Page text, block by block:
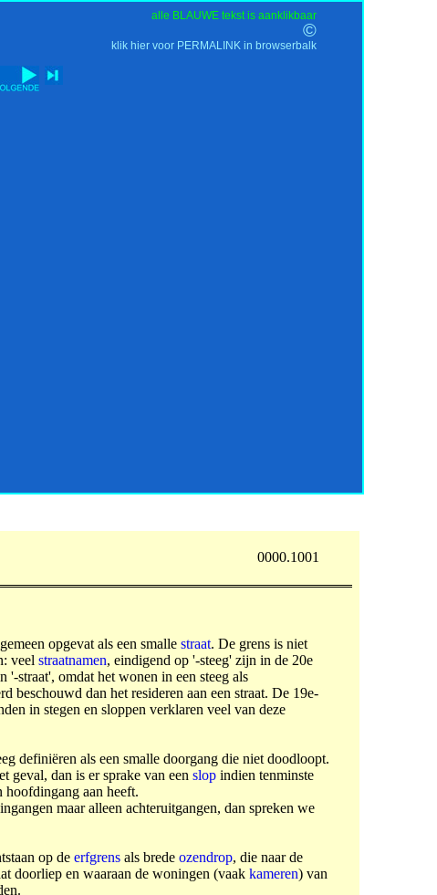
alle BLAUWE tekst is aanklikbaar
klik hier voor PERMALINK in browserbalk
©